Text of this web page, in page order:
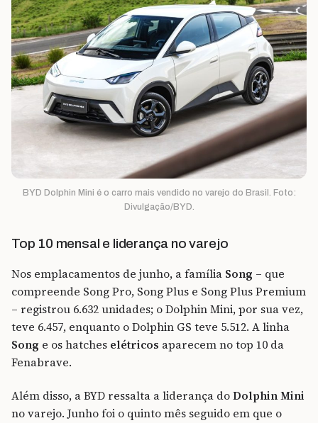
BYD Dolphin Mini é o carro mais vendido no varejo do Brasil. Foto:
Divulgação/BYD.
Top 10 mensal e liderança no varejo
Nos emplacamentos de junho, a família Song – que
compreende Song Pro, Song Plus e Song Plus Premium
– registrou 6.632 unidades; o Dolphin Mini, por sua vez,
teve 6.457, enquanto o Dolphin GS teve 5.512. A linha
Song e os hatches elétricos aparecem no top 10 da
Fenabrave.
Além disso, a BYD ressalta a liderança doDolphin Mini
no varejo. Junho foi o quinto mês seguido em que o